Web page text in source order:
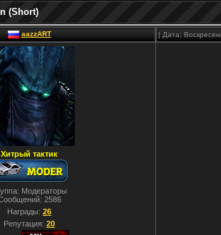
(Short)
aazzART | Дата:
Хитрый тактик
Модераторы
2586
Награды: 26
Репутация: 20